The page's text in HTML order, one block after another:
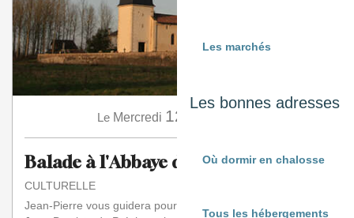
Les marchés
Les bonnes adresses
Où dormir en chalosse
Tous les hébergements
Le Mercredi 12
Balade à l'Abbaye de Divielle
CULTURELLE
Jean-Pierre vous guidera pour la visite de l’église Saint-